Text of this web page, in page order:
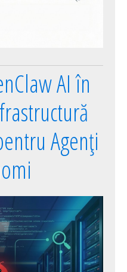
AI în
Agenți